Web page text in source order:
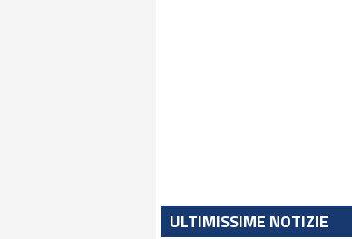
ULTIMISSIME NOTIZIE